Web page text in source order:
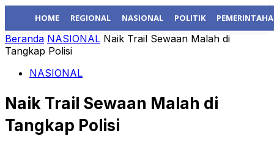
HOME REGIONAL NASIONAL POLITIK
Beranda NASIONAL Naik Trail Sewaan Malah di
Tangkap Polisi
NASIONAL
Naik Trail Sewaan Malah di
Tangkap Polisi